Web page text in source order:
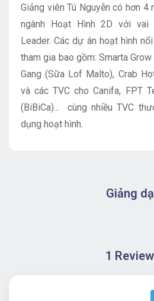
Giảng viên Tú Nguyễn có hơn 4
ngành Hoạt Hình 2D với vai
Leader. Các dự án hoạt hình
tham gia bao gồm: Smarta
Gang (Sữa Lof Malto), Crab
và các TVC cho Canifa, FPT
(BiBiCa)... cùng nhiều TVC
dụng hoạt hình.
Giảng
1